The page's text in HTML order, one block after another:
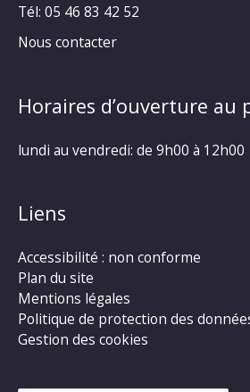
Tél: 05 46 83 42 52
Nous contacter
Horaires d’ouverture au
lundi au vendredi: de 9h00 à 12h00
Liens
Accessibilité : non conforme
Plan du site
Mentions légales
Politique de protection des
Gestion des cookies